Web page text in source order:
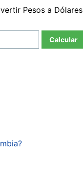
Pesos a Dólares
Calcular